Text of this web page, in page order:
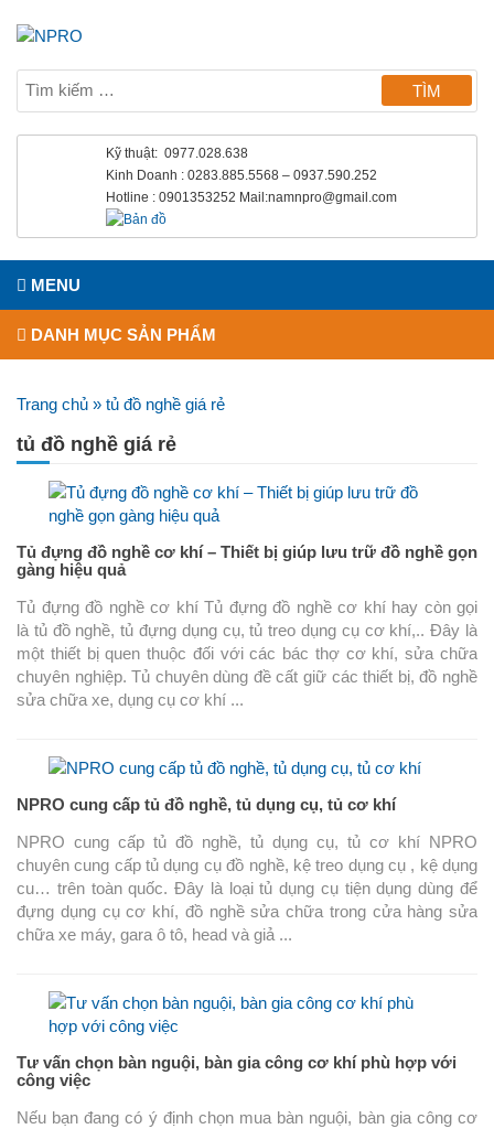
Kỹ thuật: 0977.028.638
Kinh Doanh : 0283.885.5568 – 0937.590.252
Hotline : 0901353252 Mail:namnpro@gmail.com
MENU
DANH MỤC SẢN PHẨM
Trang chủ » tủ đồ nghề giá rẻ
tủ đồ nghề giá rẻ
Tủ đựng đồ nghề cơ khí – Thiết bị giúp lưu trữ đồ nghề gọn
gàng hiệu quả
Tủ đựng đồ nghề cơ khí Tủ đựng đồ nghề cơ khí hay còn gọi
là tủ đồ nghề, tủ đựng dụng cụ, tủ treo dụng cụ cơ khí,.. Đây là
một thiết bị quen thuộc đối với các bác thợ cơ khí, sửa chữa
chuyên nghiệp. Tủ chuyên dùng đề cất giữ các thiết bị, đồ nghề
sửa chữa xe, dụng cụ cơ khí ...
NPRO cung cấp tủ đồ nghề, tủ dụng cụ, tủ cơ khí
NPRO cung cấp tủ đồ nghề, tủ dụng cụ, tủ cơ khí NPRO
chuyên cung cấp tủ dụng cụ đồ nghề, kệ treo dụng cụ , kệ dụng
cu… trên toàn quốc. Đây là loại tủ dụng cụ tiện dụng dùng để
đựng dụng cụ cơ khí, đồ nghề sửa chữa trong cửa hàng sửa
chữa xe máy, gara ô tô, head và giả ...
Tư vấn chọn bàn nguội, bàn gia công cơ khí phù hợp với
công việc
Nếu bạn đang có ý định chọn mua bàn nguội, bàn gia công cơ